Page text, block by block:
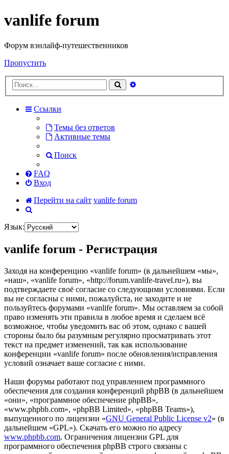
vanlife forum
Форум вэнлайф-путешественников
Пропустить
Поиск
Ссылки
Темы без ответов
Активные темы
Поиск
FAQ
Вход
Перейти на сайт vanlife forum
Язык:
vanlife forum - Регистрация
Заходя на конференцию «vanlife forum» (в дальнейшем «мы»,
«наш», «vanlife forum», «http://forum.vanlife-travel.ru»), вы
подтверждаете своё согласие со следующими условиями. Если
вы не согласны с ними, пожалуйста, не заходите и не
пользуйтесь форумами «vanlife forum». Мы оставляем за собой
право изменять эти правила в любое время и сделаем всё
возможное, чтобы уведомить вас об этом, однако с вашей
стороны было бы разумным регулярно просматривать этот
текст на предмет изменений, так как использование
конференции «vanlife forum» после обновления/исправления
условий означает ваше согласие с ними.
Наши форумы работают под управлением программного
обеспечения для создания конференций phpBB (в дальнейшем
«они», «программное обеспечение phpBB»,
«www.phpbb.com», «phpBB Limited», «phpBB Teams»),
выпущенного по лицензии «GNU General Public License v2» (в
дальнейшем «GPL»). Скачать его можно по адресу
www.phpbb.com. Ограничения лицензии GPL для
программного обеспечения phpBB строго связаны с